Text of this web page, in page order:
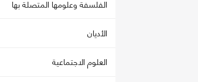
الفلسفة وعلومها المتصلة بها
الأديان
العلوم الاجتماعية